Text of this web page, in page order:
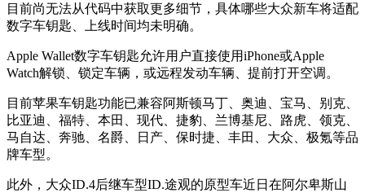
目前尚无法从代码中获取更多细节，具体哪些大众新车将适配
数字车钥匙、上线时间均未明确。
Apple Wallet数字车钥匙允许用户直接使用iPhone或Apple
Watch解锁、锁定车辆，或远程发动车辆、提前打开空调。
目前苹果车钥匙功能已兼容阿斯顿马丁、奥迪、宝马、别克、
比亚迪、福特、本田、现代、捷豹、兰博基尼、路虎、领克、
马自达、奔驰、名爵、日产、保时捷、丰田、大众、极氪等品
牌车型。
此外，大众ID.4后继车型ID.途观的原型车近日在阿尔卑斯山